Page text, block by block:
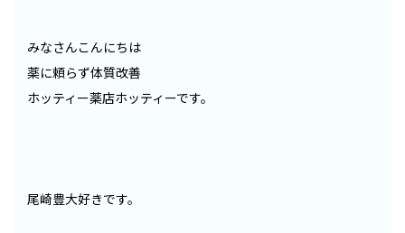
みなさんこんにちは
薬に頼らず体質改善
ホッティー薬店ホッティーです。
尾崎豊大好きです。